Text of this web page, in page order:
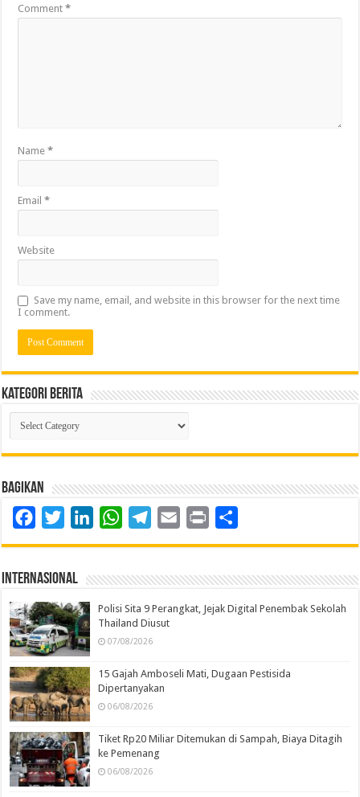
Comment*
Name*
Email*
Website
Save my name, email, and website in this browser for the next time
I comment.
Kategori Berita
Kategori
Berita
Bagikan
FacebookTwitterLinkedInWhatsAppTelegram
Email Print
Internasional
Polisi Sita 9 Perangkat, Jejak Digital Penembak Sekolah
Thailand Diusut
07/08/2026
15 Gajah Amboseli Mati, Dugaan Pestisida
Dipertanyakan
06/08/2026
Tiket Rp20 Miliar Ditemukan di Sampah, Biaya Ditagih
ke Pemenang
06/08/2026